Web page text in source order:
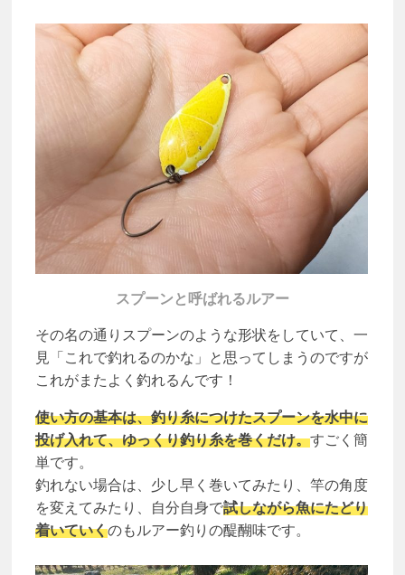
スプーンと呼ばれるルアー
その名の通りスプーンのような形状をしていて、一
見「これで釣れるのかな」と思ってしまうのですが
これがまたよく釣れるんです！
使い方の基本は、釣り糸につけたスプーンを水中に
投げ入れて、ゆっくり釣り糸を巻くだけ。すごく簡
単です。
釣れない場合は、少し早く巻いてみたり、竿の角度
を変えてみたり、自分自身で試しながら魚にたどり
着いていくのもルアー釣りの醍醐味です。